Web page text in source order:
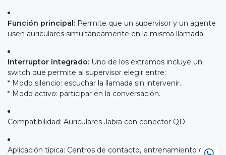
Función principal: Permite que un supervisor y un agente
usen auriculares simultáneamente en la misma llamada.
Interruptor integrado: Uno de los extremos incluye un
switch que permite al supervisor elegir entre:
* Modo silencio: escuchar la llamada sin intervenir.
* Modo activo: participar en la conversación.
Compatibilidad: Auriculares Jabra con conector QD.
Aplicación típica: Centros de contacto, entrenamiento de